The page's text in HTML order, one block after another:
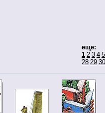
еще:
1 2 3 4 5
28 29 30